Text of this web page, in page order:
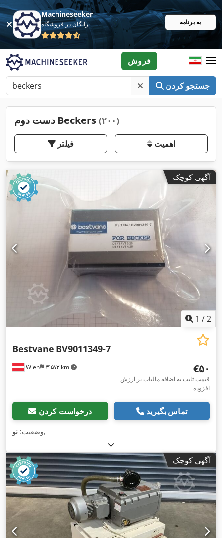
Machineseeker
رایگان در فروشگاه به برنامه
جستجو کردن
فروش
دست دوم Beckers (۲۰۰)
فیلتر اهمیت
آگهی کوچک
1 /2
Wien ۳٬۵۷۳ km
Bestvane BV9011349-7
‎€۵۰
قیمت ثابت به اضافه مالیات بر ارزش
افزوده
درخواست کردن تماس بگیرید
وضعیت: نو ,
آگهی کوچک